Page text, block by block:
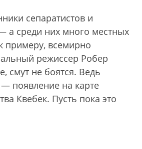
сепаратистов и
а среди них много местных
примеру, всемирно
режиссер Робер
смут не боятся. Ведь
появление на карте
Квебек. Пусть пока это